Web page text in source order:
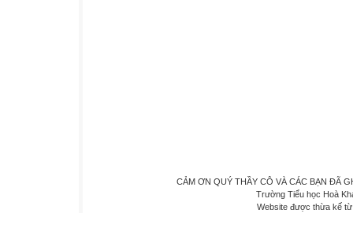
CẢM ƠN QUÝ THẦY CÔ VÀ CÁC BẠN ĐÃ
Trường Tiểu học Hoà
Website được thừa kế